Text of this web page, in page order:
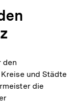
den
und Städte
die